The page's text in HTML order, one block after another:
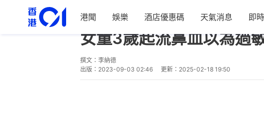
港聞 娛樂 酒店優惠碼 天氣消息 即時
熱話 熱爆話題
女童3歲起流鼻血以為過
撰文： 李納德
出版： 2023-09-03 02:46 更新： 2025-02-18 19:50